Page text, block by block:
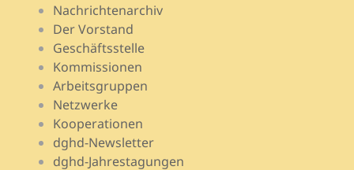
Nachrichtenarchiv
Der Vorstand
Geschäftsstelle
Kommissionen
Arbeitsgruppen
Netzwerke
Kooperationen
dghd-Newsletter
dghd-Jahrestagungen